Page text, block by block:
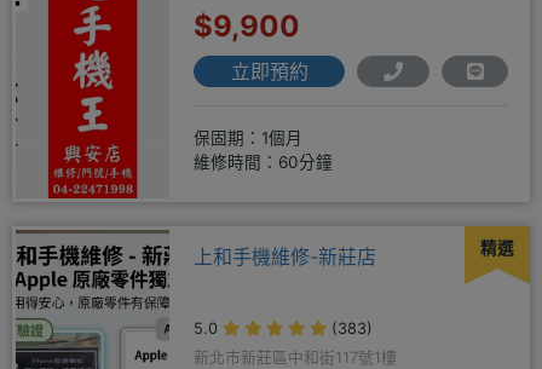
$9,900
立即預約
保固期：1個月
維修時間：60分鐘
精選
上和手機維修-新莊店
5.0
(383)
新北市新莊區中和街117號1樓